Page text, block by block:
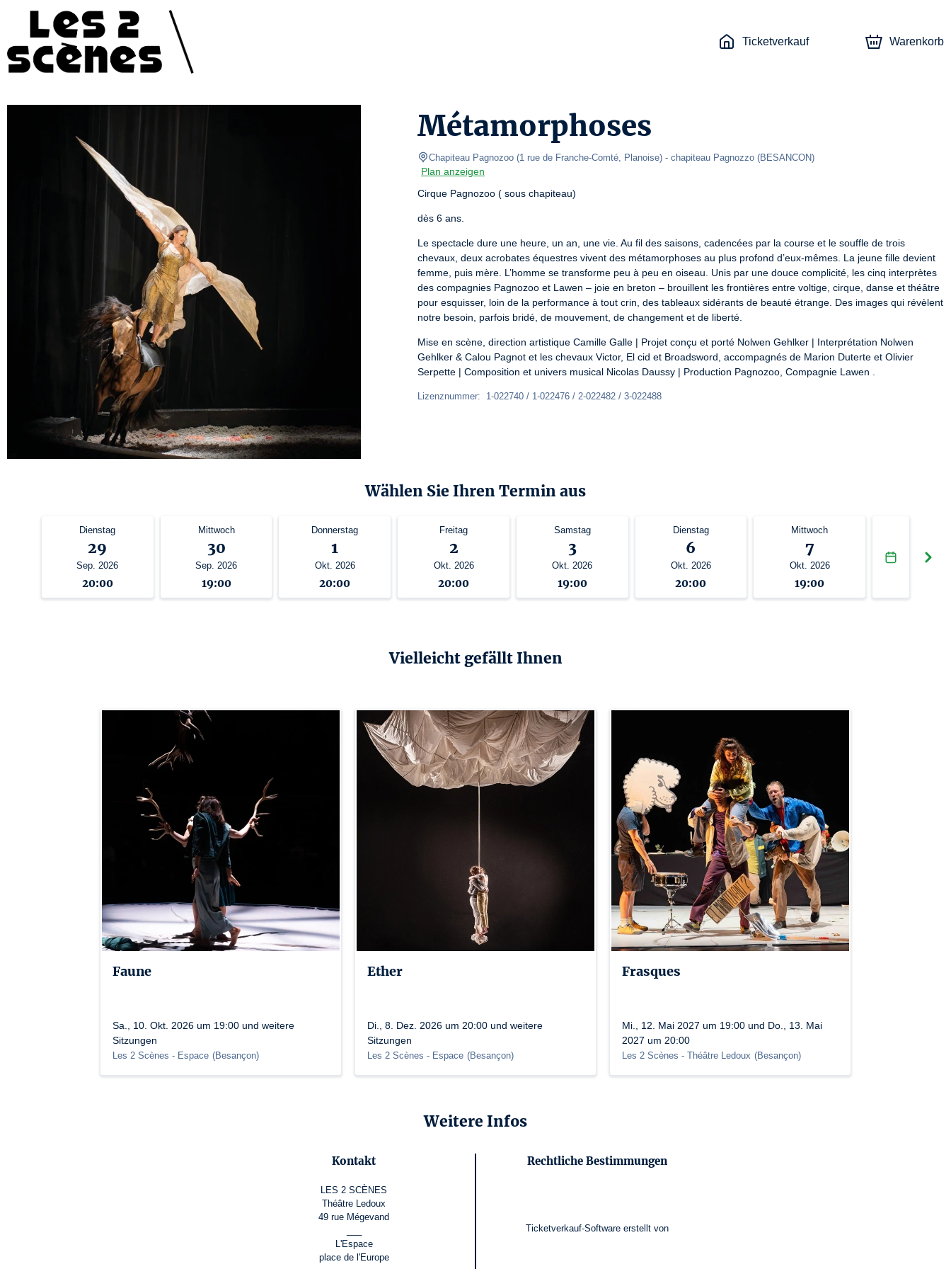
Ticketverkauf Warenkorb
Métamorphoses
Chapiteau Pagnozoo (1 rue de Franche-Comté, Planoise) - chapiteau Pagnozzo (BESANCON)
Plan anzeigen
Cirque Pagnozoo ( sous chapiteau)
dès 6 ans.
Le spectacle dure une heure, un an, une vie. Au fil des saisons, cadencées par la course et le souffle de trois
chevaux, deux acrobates équestres vivent des métamorphoses au plus profond d’eux-mêmes. La jeune fille devient
femme, puis mère. L’homme se transforme peu à peu en oiseau. Unis par une douce complicité, les cinq interprètes
des compagnies Pagnozoo et Lawen – joie en breton – brouillent les frontières entre voltige, cirque, danse et théâtre
pour esquisser, loin de la performance à tout crin, des tableaux sidérants de beauté étrange. Des images qui révèlent
notre besoin, parfois bridé, de mouvement, de changement et de liberté.
Mise en scène, direction artistique Camille Galle | Projet conçu et porté Nolwen Gehlker | Interprétation Nolwen
Gehlker & Calou Pagnot et les chevaux Victor, El cid et Broadsword, accompagnés de Marion Duterte et Olivier
Serpette | Composition et univers musical Nicolas Daussy | Production Pagnozoo, Compagnie Lawen .
Lizenznummer:  1-022740 / 1-022476 / 2-022482 / 3-022488
Wählen Sie Ihren Termin aus
Dienstag
29
Sep. 2026
20:00
Mittwoch
30
Sep. 2026
19:00
Donnerstag
1
Okt. 2026
20:00
Freitag
2
Okt. 2026
20:00
Samstag
3
Okt. 2026
19:00
Dienstag
6
Okt. 2026
20:00
Mittwoch
7
Okt. 2026
19:00
Vielleicht gefällt Ihnen
Faune
Sa., 10. Okt. 2026 um 19:00 und weitere
Sitzungen
Les 2 Scènes - Espace (Besançon)
Ether
Di., 8. Dez. 2026 um 20:00 und weitere
Sitzungen
Les 2 Scènes - Espace (Besançon)
Frasques
Mi., 12. Mai 2027 um 19:00 und Do., 13. Mai
2027 um 20:00
Les 2 Scènes - Théâtre Ledoux (Besançon)
Weitere Infos
Kontakt
LES 2 SCÈNES
Théâtre Ledoux
49 rue Mégevand
L'Espace
place de l'Europe
Rechtliche Bestimmungen
Ticketverkauf-Software erstellt von